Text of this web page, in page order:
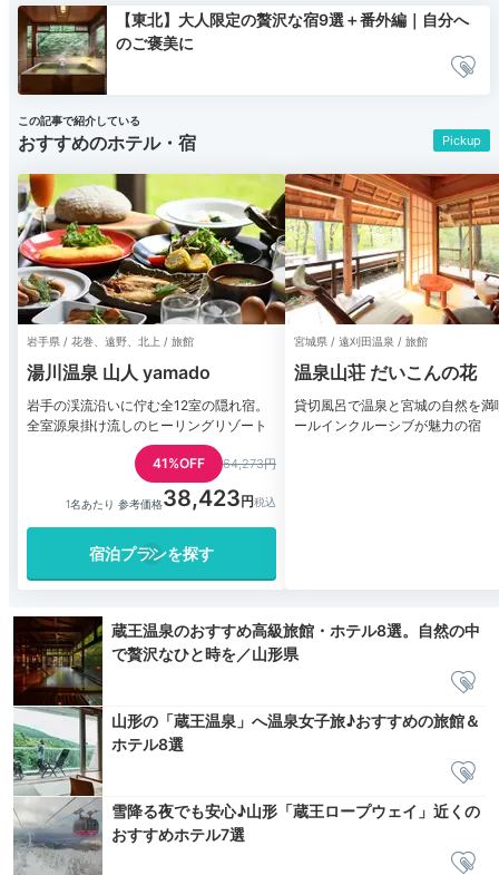
【東北】大人限定の贅沢な宿9選＋番外編｜自分へ
のご褒美に
Pickup
この記事で紹介している
おすすめのホテル・宿
岩手県 / 花巻、遠野、北上 / 旅館
湯川温泉 山人 yamado
岩手の渓流沿いに佇む全12室の隠れ宿。
全室源泉掛け流しのヒーリングリゾート
41%OFF 64,273円
1名あたり 参考価格38,423
宿泊プランを探す
宮城県 / 遠刈田温泉 / 旅館
温泉山荘 だいこんの花
貸切風呂で温泉と宮城の自然を満
ールインクルーシブが魅力の宿
蔵王温泉のおすすめ高級旅館・ホテル8選。自然の中
で贅沢なひと時を／山形県
山形の「蔵王温泉」へ温泉女子旅♪おすすめの旅館＆
ホテル8選
雪降る夜でも安心♪山形「蔵王ロープウェイ」近くの
おすすめホテル7選